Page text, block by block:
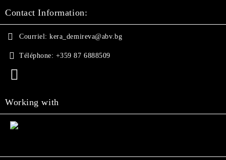
Contact Information:
Courriel: kera_demireva@abv.bg
Téléphone: +359 87 6888509
Working with